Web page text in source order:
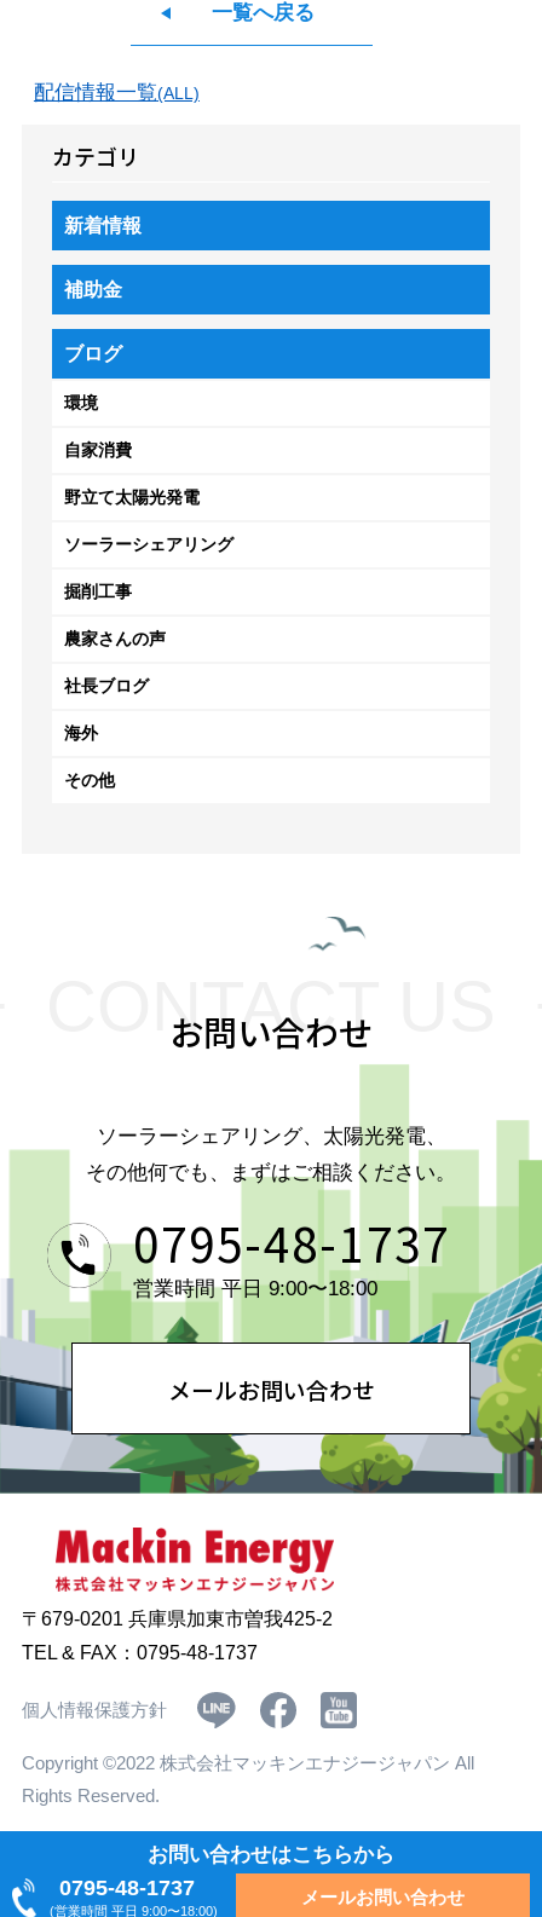
一覧へ戻る
配信情報一覧(ALL)
カテゴリ
新着情報
補助金
環境
自家消費
野立て太陽光発電
ソーラーシェアリング
掘削工事
農家さんの声
社長ブログ
海外
その他
ブログ
CONTACT US
お問い合わせ
ソーラーシェアリング、太陽光発電、
その他何でも、まずはご相談ください。
0795-48-1737
営業時間 平日 9:00〜18:00
メールお問い合わせ
〒679-0201 兵庫県加東市曽我425-2
TEL & FAX：0795-48-1737
個人情報保護方針
Copyright ©2022 株式会社マッキンエナジージャパン All
Rights Reserved.
お問い合わせはこちらから
0795-48-1737
(営業時間 平日 9:00〜18:00)
メールお問い合わせ